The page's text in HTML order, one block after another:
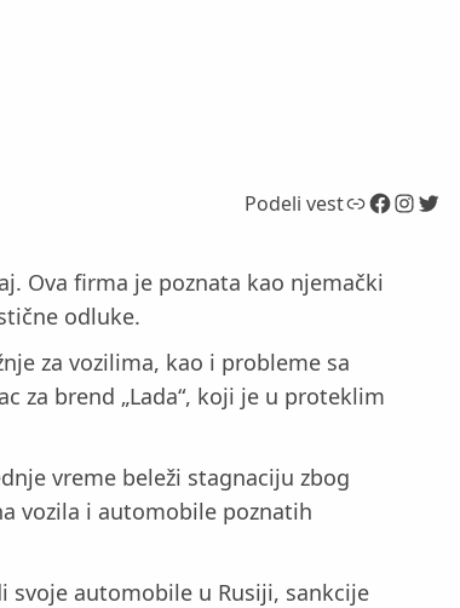
Podeli vestLink Facebook InstagramTwitter
Ova firma je poznata kao njemački
odluke.
za vozilima, kao i probleme sa
za brend „Lada“, koji je u proteklim
vreme beleži stagnaciju zbog
vozila i automobile poznatih
svoje automobile u Rusiji, sankcije